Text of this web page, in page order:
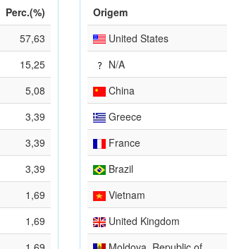
Perc.(%)
57,63
15,25
5,08
3,39
3,39
3,39
1,69
1,69
Origem
United States
N/A
China
Greece
France
Brazil
Vietnam
United Kingdom